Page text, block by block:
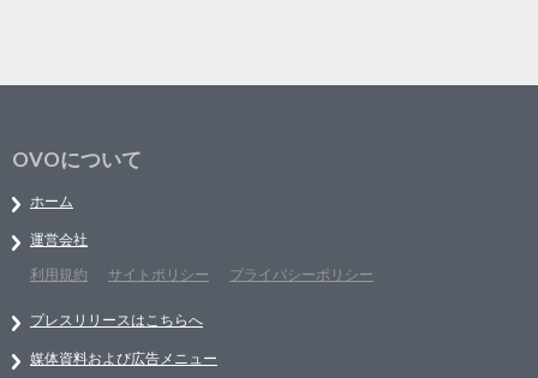
OVOについて
ホーム
運営会社
利用規約
サイトポリシー プライバシーポリシー
プレスリリースはこちらへ
媒体資料および広告メニュー